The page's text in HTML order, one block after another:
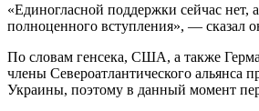
«Единогласной поддержки сейчас нет,
полноценного вступления», — сказал
По словам генсека, США, а также
члены Североатлантического альянса
Украины, поэтому в данный момент